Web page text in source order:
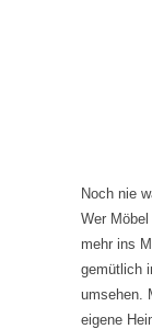
Noch nie
Wer
mehr ins
gemütlich
umsehen.
eigene